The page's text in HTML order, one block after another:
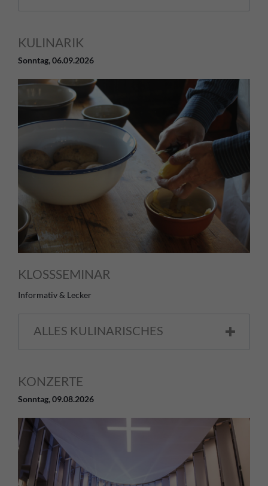
KULINARIK
Sonntag,06.09.2026
KLOSSSEMINAR
Informativ & Lecker
ALLES KULINARISCHES
KONZERTE
Sonntag,09.08.2026